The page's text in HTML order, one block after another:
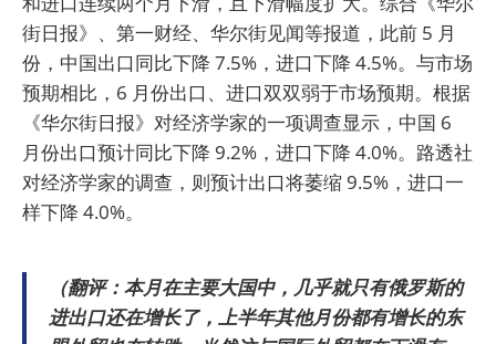
街日报》、第一财经、华尔街见闻等报道，此前 5 月
份，中国出口同比下降 7.5%，进口下降 4.5%。与市场
预期相比，6 月份出口、进口双双弱于市场预期。根据
《华尔街日报》对经济学家的一项调查显示，中国 6
月份出口预计同比下降 9.2%，进口下降 4.0%。路透社
对经济学家的调查，则预计出口将萎缩 9.5%，进口一
样下降 4.0%。
（翻评：本月在主要大国中，几乎就只有俄罗斯的
进出口还在增长了，上半年其他月份都有增长的东